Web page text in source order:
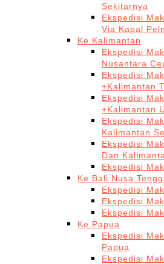
Sekitarnya
Ekspedisi
Via Kapal
Ke Kalimantan
Ekspedisi
Nusantara
Ekspedisi
+Kalimantan
Ekspedisi
+Kalimantan
Ekspedisi
Kalimantan
Ekspedisi
Dan
Ekspedisi
Ke Bali Nusa
Ekspedisi
Ekspedisi
Ekspedisi
Ke Papua
Ekspedisi
Papua
Ekspedisi